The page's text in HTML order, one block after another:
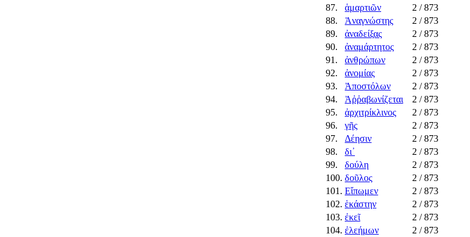
87.
ἁμαρτιῶν 2 / 873
88.
Ἀναγνώστης 2 / 873
89.
ἀναδείξας 2 / 873
90.
ἀναμάρτητος 2 / 873
91.
ἀνθρώπων 2 / 873
92.
ἀνομίας 2 / 873
93.
Ἀποστόλων 2 / 873
94.
Ἀῤῥαβωνίζεται 2 / 873
95.
ἀρχιτρίκλινος 2 / 873
96.
γῆς 2 / 873
97.
Δέησιν 2 / 873
98.
δι᾿ 2 / 873
99.
δούλη 2 / 873
100. δοῦλος 2 / 873
101. Εἴπωμεν 2 / 873
102. ἑκάστην 2 / 873
103. ἐκεῖ 2 / 873
104. ἐλεήμων 2 / 873